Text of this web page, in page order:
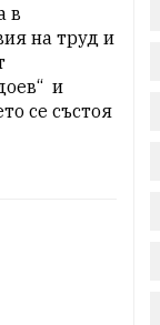
в
на труд и
и
се състоя